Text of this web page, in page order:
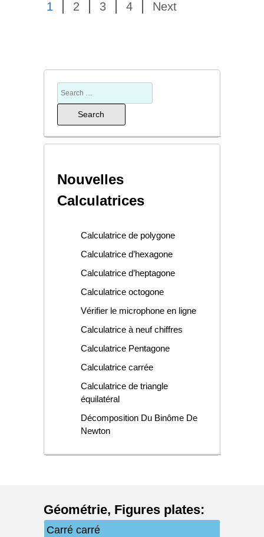
1 2 3 4 Next
Search
for:
Nouvelles
Calculatrices
Calculatrice de polygone
Calculatrice d’hexagone
Calculatrice d’heptagone
Calculatrice octogone
Vérifier le microphone en ligne
Calculatrice à neuf chiffres
Calculatrice Pentagone
Calculatrice carrée
Calculatrice de triangle
équilatéral
Décomposition Du Binôme De
Newton
Géométrie, Figures plates:
Carré carré